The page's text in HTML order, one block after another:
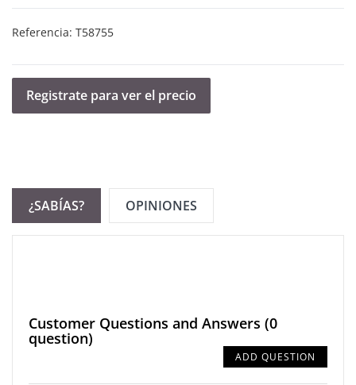
Referencia: T58755
Registrate para ver el precio
¿SABÍAS? OPINIONES
Customer Questions and Answers (0
question)
ADD QUESTION